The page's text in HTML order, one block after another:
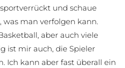
und schaue
was man verfolgen kann.
aber auch viele
ist mir auch, die Spieler
Ich kann aber fast überall ein